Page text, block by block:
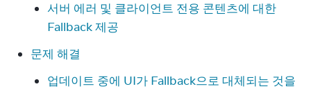
서버 에러 및 클라이언트 전용 콘텐츠에 대한
Fallback 제공
문제 해결
업데이트 중에 UI가 Fallback으로 대체되는 것을